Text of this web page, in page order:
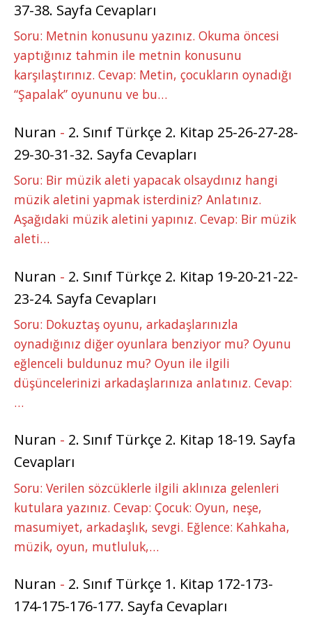
37-38. Sayfa Cevapları
Soru: Metnin konusunu yazınız. Okuma öncesi
yaptığınız tahmin ile metnin konusunu
karşılaştırınız. Cevap: Metin, çocukların oynadığı
“Şapalak” oyununu ve bu…
Nuran - 2. Sınıf Türkçe 2. Kitap 25-26-27-28-
29-30-31-32. Sayfa Cevapları
Soru: Bir müzik aleti yapacak olsaydınız hangi
müzik aletini yapmak isterdiniz? Anlatınız.
Aşağıdaki müzik aletini yapınız. Cevap: Bir müzik
aleti…
Nuran - 2. Sınıf Türkçe 2. Kitap 19-20-21-22-
23-24. Sayfa Cevapları
Soru: Dokuztaş oyunu, arkadaşlarınızla
oynadığınız diğer oyunlara benziyor mu? Oyunu
eğlenceli buldunuz mu? Oyun ile ilgili
düşüncelerinizi arkadaşlarınıza anlatınız. Cevap:
…
Nuran - 2. Sınıf Türkçe 2. Kitap 18-19. Sayfa
Cevapları
Soru: Verilen sözcüklerle ilgili aklınıza gelenleri
kutulara yazınız. Cevap: Çocuk: Oyun, neşe,
masumiyet, arkadaşlık, sevgi. Eğlence: Kahkaha,
müzik, oyun, mutluluk,…
Nuran - 2. Sınıf Türkçe 1. Kitap 172-173-
174-175-176-177. Sayfa Cevapları